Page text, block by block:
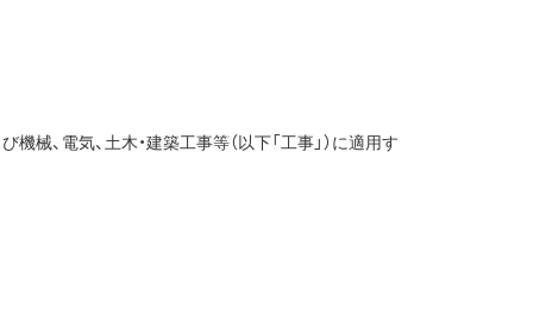
械、電気、土木・建築工事等（以下「工事」）に適用す